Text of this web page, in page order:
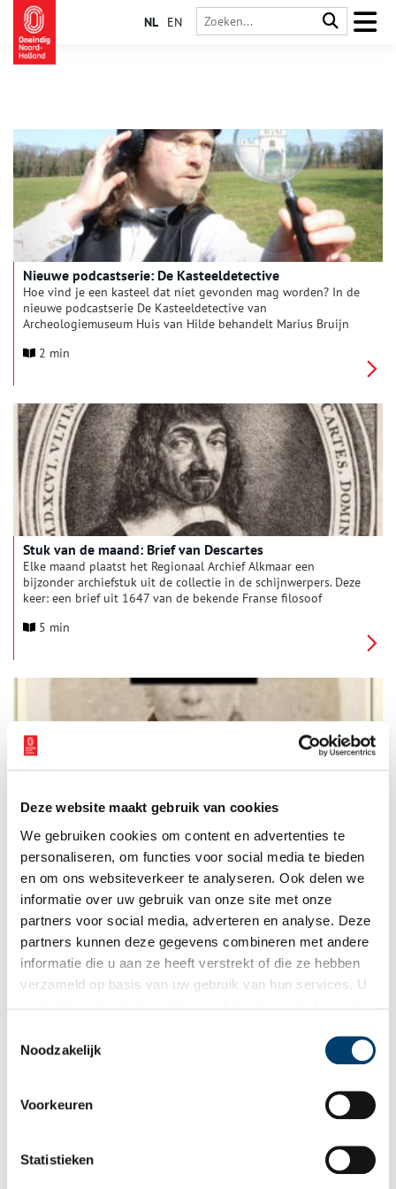
Deze website maakt gebruik van cookies
We gebruiken cookies om content en advertenties te
personaliseren, om functies voor social media te bieden
en om ons websiteverkeer te analyseren. Ook delen we
informatie over uw gebruik van onze site met onze
partners voor social media, adverteren en analyse. Deze
partners kunnen deze gegevens combineren met andere
informatie die u aan ze heeft verstrekt of die ze hebben
verzameld op basis van uw gebruik van hun services. U
Noodzakelijk
Voorkeuren
Statistieken
NL EN
Nieuwe podcastserie: De Kasteeldetective
Hoe vind je een kasteel dat niet gevonden mag worden? In de
nieuwe podcastserie De Kasteeldetective van
Archeologiemuseum Huis van Hilde behandelt Marius Bruijn
Holland. In de eerste aflevering gaat hij op zoek naar het
2 min
Stuk van de maand: Brief van Descartes
Elke maand plaatst het Regionaal Archief Alkmaar een
bijzonder archiefstuk uit de collectie in de schijnwerpers. Deze
keer: een brief uit 1647 van de bekende Franse filosoof
5 min
1871
Hoor wie klopt daar kinderen… Het is te hopen dat het de
Goedheiligman, en niet Pieter van Tongeren is. Op
Sinterklaasavond in 1871 vermoordde deze Heemstedenaar
blekersknecht Peter Kees… in opdracht van diens vrouw
Elisabeth Ras. Toen dit uitkwam, werd Elisabeth de eerste
vrouw die in Nederland een levenslange gevangenisstraf
Misdadigers in Holland: deze straffen kreeg je in de
allesbehalve zachtzinnig aangepakt. De meeste straffen werden
in het openbaar uitgevoerd als waarschuwing voor de burger.